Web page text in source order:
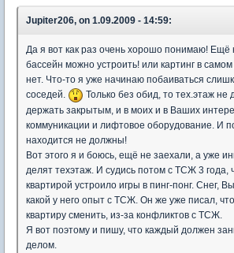
Jupiter206, on 1.09.2009 - 14:59:
Да я вот как раз очень хорошо понимаю! Ещё
бассейн можно устроить! или картинг в
нет. Что-то я уже начинаю побаиваться
соседей.
Только без обид, то тех.этаж не
держать закрытым, и в моих и в Ваших
коммуникации и лифтовое оборудование. И
находится не должны!
Вот этого я и боюсь, ещё не заехали, а уже
делят техэтаж. И судись потом с ТСЖ 3 года,
квартирой устроило игры в пинг-понг. Снег,
какой у него опыт с ТСЖ. Он же уже писал,
квартиру сменить, из-за конфликтов с ТСЖ.
Я вот поэтому и пишу, что каждый должен
делом.